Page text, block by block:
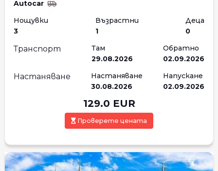
Autocar
Нощувки
3
Възрастни
1
Деца
0
Транспорт
Там
29.08.2026
Обратно
02.09.2026
Настаняване
Настаняване
30.08.2026
Напускане
02.09.2026
129.0 EUR
Проверете цената